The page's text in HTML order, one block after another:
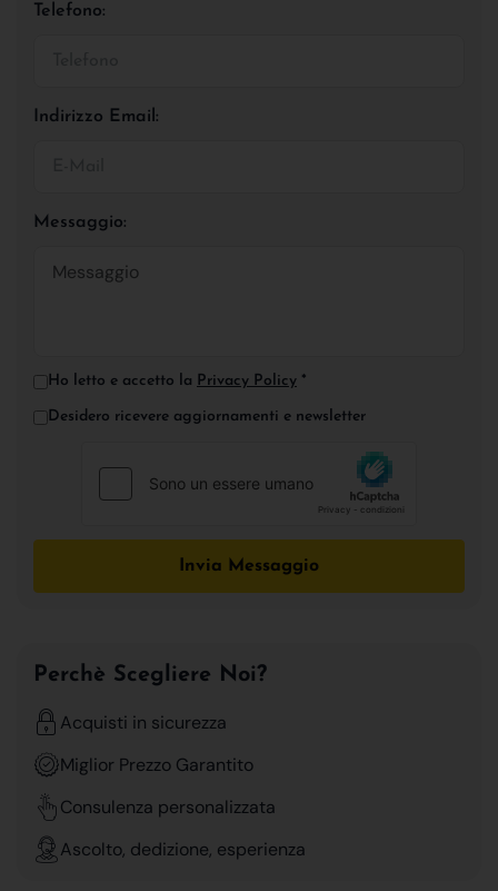
Telefono:
Indirizzo Email:
Messaggio:
Ho letto e accetto la Privacy Policy *
Desidero ricevere aggiornamenti e newsletter
Invia Messaggio
Perchè Scegliere Noi?
Acquisti in sicurezza
Miglior Prezzo Garantito
Consulenza personalizzata
Ascolto, dedizione, esperienza